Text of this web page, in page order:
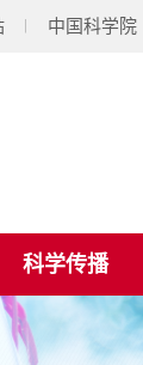
中国科学院
科学传播